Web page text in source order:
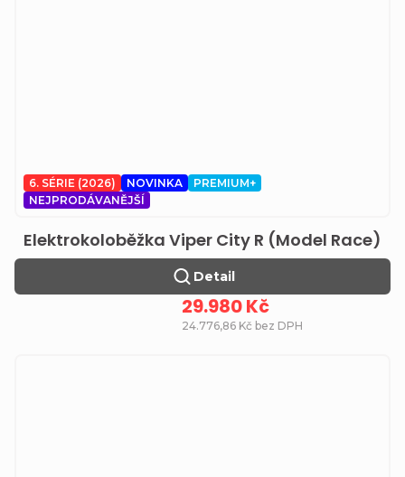
6. SÉRIE (2026) NOVINKA
PREMIUM+
NEJPRODÁVANĚJŠÍ
Elektrokoloběžka Viper City R (Model Race)
24.776,86 Kč bez DPH
29.980 Kč
Detail